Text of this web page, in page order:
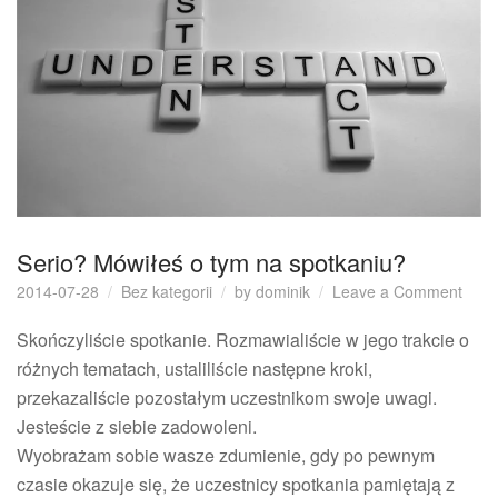
Serio? Mówiłeś o tym na spotkaniu?
2014-07-28 Bez kategorii by dominik Leave a Commenton
Skończyliście spotkanie. Rozmawialiście w jego trakcie o
różnych tematach, ustaliliście następne kroki,
przekazaliście pozostałym uczestnikom swoje uwagi.
Jesteście z siebie zadowoleni.
Wyobrażam sobie wasze zdumienie, gdy po pewnym
czasie okazuje się, że uczestnicy spotkania pamiętają z